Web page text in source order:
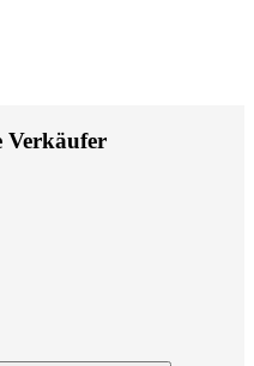
Verkäufer